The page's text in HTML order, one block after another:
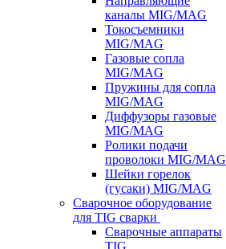
каналы MIG/MAG
Токосъемники
MIG/MAG
Газовые сопла
MIG/MAG
Пружины для сопла
MIG/MAG
Диффузоры газовые
MIG/MAG
Ролики подачи
проволоки MIG/MAG
Шейки горелок
(гусаки) MIG/MAG
Сварочное оборудование
для TIG сварки
Сварочные аппараты
TIG